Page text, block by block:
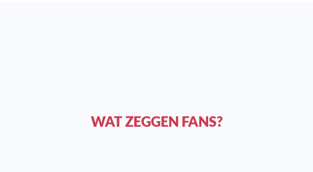
WAT ZEGGEN FANS?